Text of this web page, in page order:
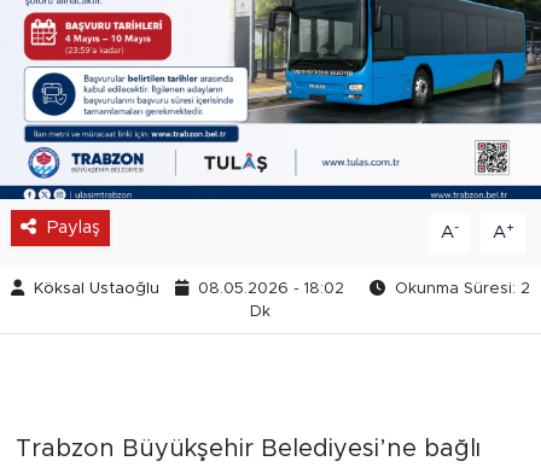
Paylaş A- A+
Köksal Ustaoğlu 08.05.2026 - 18:02
Okunma Süresi: 2
Dk
Trabzon Büyükşehir Belediyesi’ne bağlı
Köşe Yazarları
Manşet
Ulusal Son Dakika Haberleri